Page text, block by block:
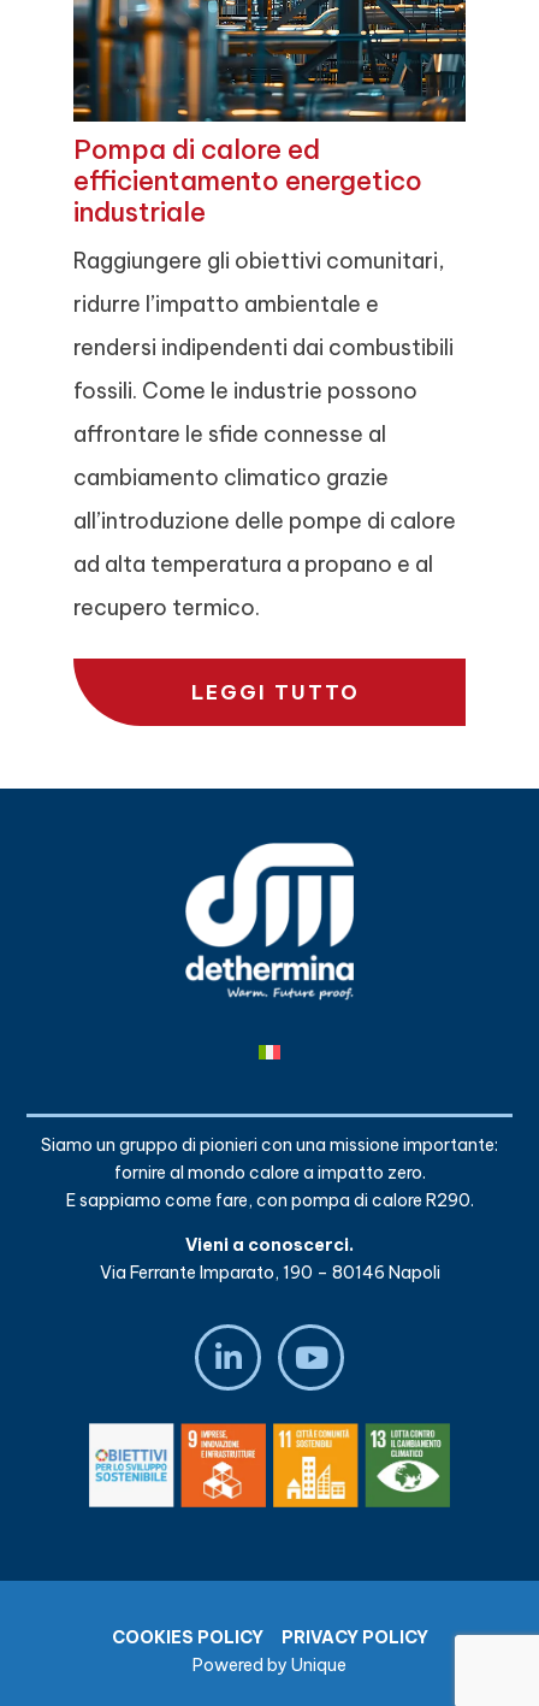
Pompa di calore ed
efficientamento energetico
industriale
Raggiungere gli obiettivi comunitari,
ridurre l’impatto ambientale e
rendersi indipendenti dai combustibili
fossili. Come le industrie possono
affrontare le sfide connesse al
cambiamento climatico grazie
all’introduzione delle pompe di calore
ad alta temperatura a propano e al
recupero termico.
LEGGI TUTTO
Siamo un gruppo di pionieri con una missione importante:
fornire al mondo calore a impatto zero.
E sappiamo come fare, con pompa di calore R290.
Vieni a conoscerci.
Via Ferrante Imparato, 190 – 80146 Napoli
Powered by Unique
COOKIES POLICY PRIVACY POLICY